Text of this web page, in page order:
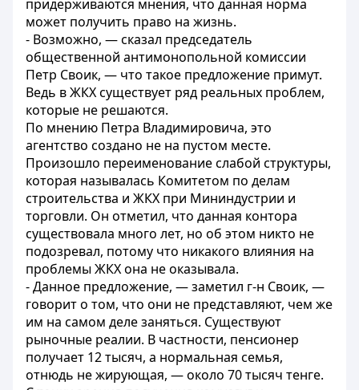
придерживаются мнения, что данная норма
может получить право на жизнь.
- Возможно, — сказал председатель
общественной антимонопольной комиссии
Петр Своик, — что такое предложение примут.
Ведь в ЖКХ существует ряд реальных проблем,
которые не решаются.
По мнению Петра Владимировича, это
агентство создано не на пустом месте.
Произошло переименование слабой структуры,
которая называлась Комитетом по делам
строительства и ЖКХ при Мининдустрии и
торговли. Он отметил, что данная контора
существовала много лет, но об этом никто не
подозревал, потому что никакого влияния на
проблемы ЖКХ она не оказывала.
- Данное предложение, — заметил г-н Своик, —
говорит о том, что они не представляют, чем же
им на самом деле заняться. Существуют
рыночные реалии. В частности, пенсионер
получает 12 тысяч, а нормальная семья,
отнюдь не жирующая, — около 70 тысяч тенге.